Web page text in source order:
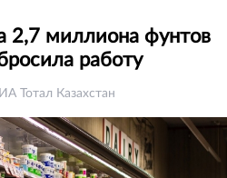
2,7 миллиона фунтов
работу
ИА Тотал Казахстан